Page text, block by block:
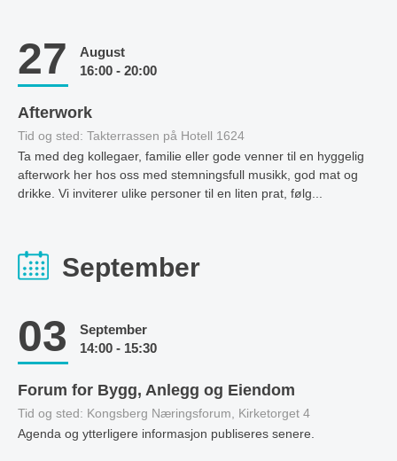
27
August
16:00 - 20:00
Afterwork
Tid og sted: Takterrassen på Hotell 1624
Ta med deg kollegaer, familie eller gode venner til en hyggelig
afterwork her hos oss med stemningsfull musikk, god mat og
drikke. Vi inviterer ulike personer til en liten prat, følg...
September
03
September
14:00 - 15:30
Forum for Bygg, Anlegg og Eiendom
Tid og sted: Kongsberg Næringsforum, Kirketorget 4
Agenda og ytterligere informasjon publiseres senere.